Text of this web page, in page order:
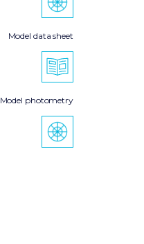
Model data sheet
Model photometry